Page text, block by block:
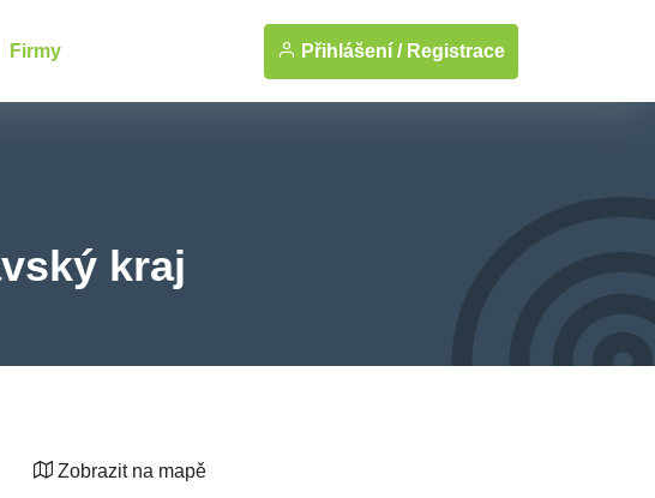
Firmy Přihlášení / Registrace
kraj
Zobrazit na mapě